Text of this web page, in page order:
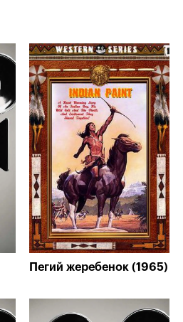
Пегий жеребенок (1965)